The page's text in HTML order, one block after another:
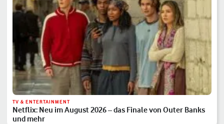
TV & ENTERTAINMENT
Netflix: Neu im August 2026 – das Finale von Outer Banks
und mehr